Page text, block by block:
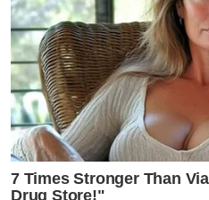
7 Times Stronger Than
Drug Store!"